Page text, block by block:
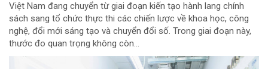
Việt Nam đang chuyển từ giai đoạn kiến tạo hành lang chính
sách sang tổ chức thực thi các chiến lược về khoa học, công
nghệ, đổi mới sáng tạo và chuyển đổi số. Trong giai đoạn này,
thước đo quan trọng không còn...